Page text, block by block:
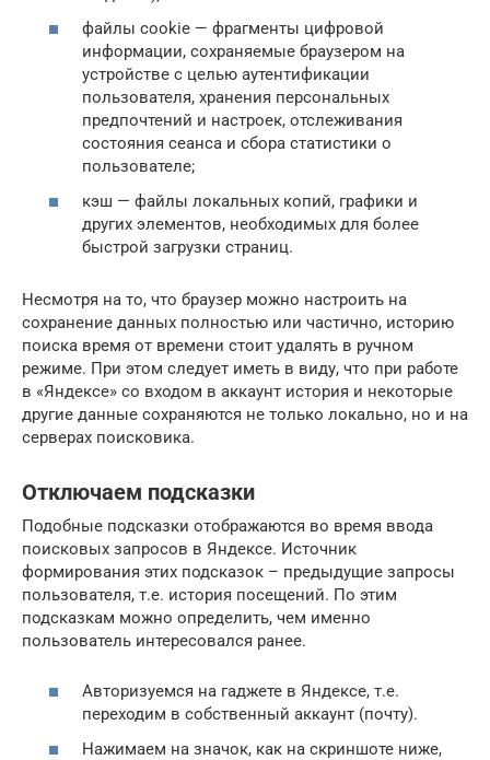
файлы cookie — фрагменты цифровой
информации, сохраняемые браузером на
устройстве с целью аутентификации
пользователя, хранения персональных
предпочтений и настроек, отслеживания
состояния сеанса и сбора статистики о
пользователе;
кэш — файлы локальных копий, графики и
других элементов, необходимых для более
быстрой загрузки страниц.
Несмотря на то, что браузер можно настроить на
сохранение данных полностью или частично, историю
поиска время от времени стоит удалять в ручном
режиме. При этом следует иметь в виду, что при работе
в «Яндексе» со входом в аккаунт история и некоторые
другие данные сохраняются не только локально, но и на
серверах поисковика.
Отключаем подсказки
Подобные подсказки отображаются во время ввода
поисковых запросов в Яндексе. Источник
формирования этих подсказок – предыдущие запросы
пользователя, т.е. история посещений. По этим
подсказкам можно определить, чем именно
пользователь интересовался ранее.
Авторизуемся на гаджете в Яндексе, т.е.
переходим в собственный аккаунт (почту).
Нажимаем на значок, как на скриншоте ниже,